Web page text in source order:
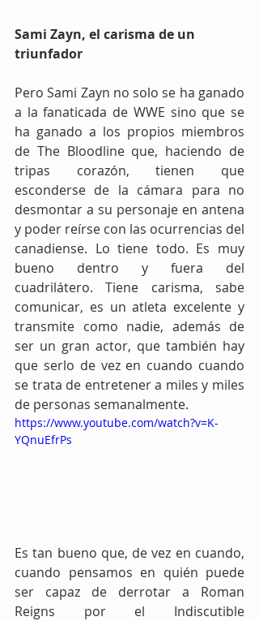
Sami Zayn, el carisma de un
triunfador
Pero Sami Zayn no solo se ha ganado
a la fanaticada de WWE sino que se
ha ganado a los propios miembros
de The Bloodline que, haciendo de
tripas corazón, tienen que
esconderse de la cámara para no
desmontar a su personaje en antena
y poder reírse con las ocurrencias del
canadiense. Lo tiene todo. Es muy
bueno dentro y fuera del
cuadrilátero. Tiene carisma, sabe
comunicar, es un atleta excelente y
transmite como nadie, además de
ser un gran actor, que también hay
que serlo de vez en cuando cuando
se trata de entretener a miles y miles
de personas semanalmente.
https://www.youtube.com/watch?v=K-
YQnuEfrPs
Es tan bueno que, de vez en cuando,
cuando pensamos en quién puede
ser capaz de derrotar a Roman
Reigns por el Indiscutible